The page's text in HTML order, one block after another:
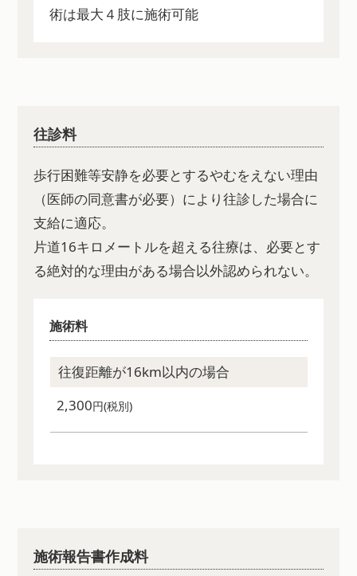
術は最大４肢に施術可能
往診料
歩行困難等安静を必要とするやむをえない理由
（医師の同意書が必要）により往診した場合に
支給に適応。
片道16キロメートルを超える往療は、必要とす
る絶対的な理由がある場合以外認められない。
施術料
往復距離が16km以内の場合
2,300円(税別)
施術報告書作成料